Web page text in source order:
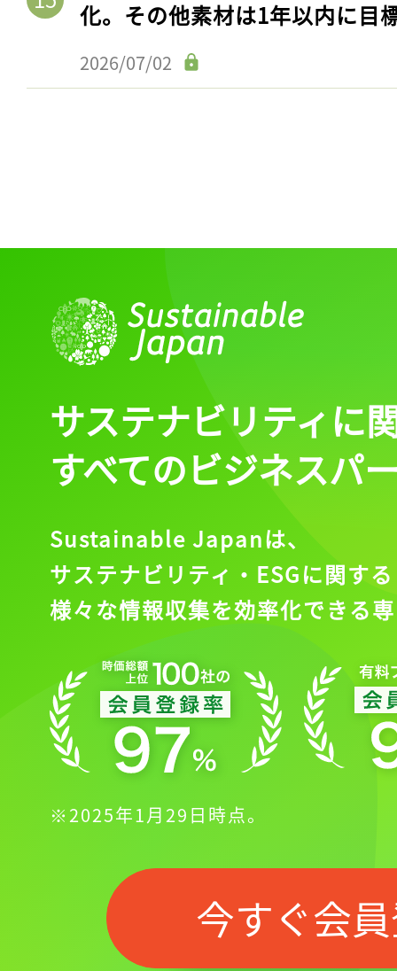
化。その他素材は1年以内に目
2026/07/02
サステナビリティに
すべてのビジネスパ
Sustainable Japanは、
サステナビリティ・ESGに関する
様々な情報収集を効率化できる
※2025年1月29日時点。
今すぐ会